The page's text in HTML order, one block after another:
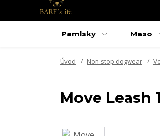
Pamlsky Maso
Úvod Non-stop dogwear
Move Leash